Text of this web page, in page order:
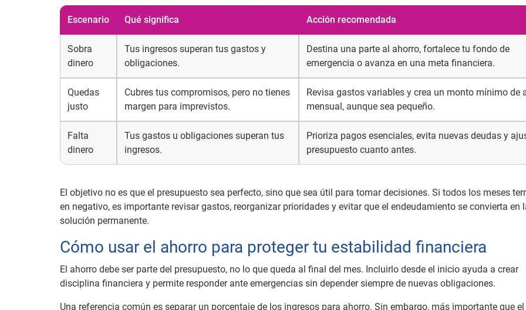
Escenario Qué significa Acción recomendada
Sobra
dinero
Tus ingresos superan tus gastos y
obligaciones.
Destina una parte al ahorro, fortalece tu fondo de
emergencia o avanza en una meta financiera.
Quedas
justo
Cubres tus compromisos, pero no tienes
margen para imprevistos.
Revisa gastos variables y crea un monto mínimo de
mensual, aunque sea pequeño.
Falta
dinero
Tus gastos u obligaciones superan tus
ingresos.
Prioriza pagos esenciales, evita nuevas deudas y
presupuesto cuanto antes.
El objetivo no es que el presupuesto sea perfecto, sino que sea útil para tomar decisiones. Si todos los meses
en negativo, es importante revisar gastos, reorganizar prioridades y evitar que el endeudamiento se convierta en
solución permanente.
Cómo usar el ahorro para proteger tu estabilidad financiera
El ahorro debe ser parte del presupuesto, no lo que queda al final del mes. Incluirlo desde el inicio ayuda a crear
disciplina financiera y permite responder ante emergencias sin depender siempre de nuevas obligaciones.
Una referencia común es separar un porcentaje de los ingresos para ahorro. Sin embargo, más importante que el